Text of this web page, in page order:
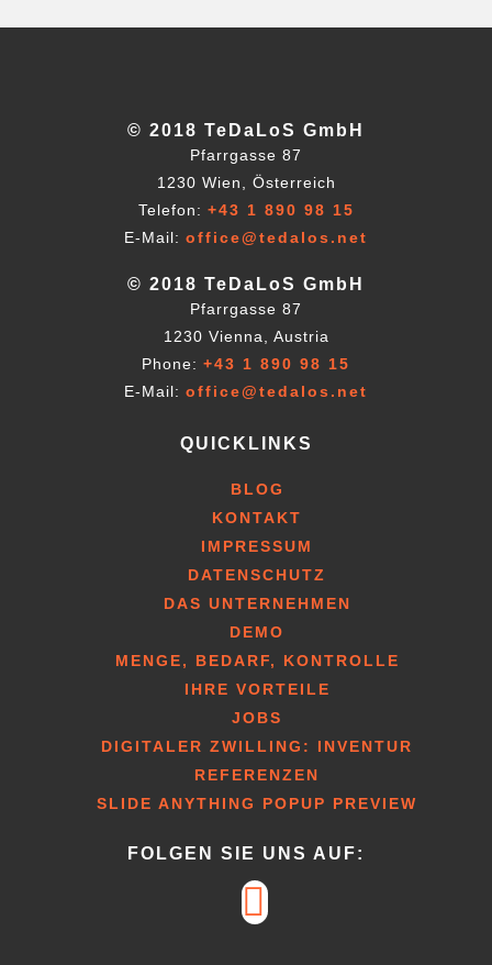
© 2018 TeDaLoS GmbH
Pfarrgasse 87
1230 Wien, Österreich
Telefon: +43 1 890 98 15
E-Mail: office@tedalos.net
© 2018 TeDaLoS GmbH
Pfarrgasse 87
1230 Vienna, Austria
Phone: +43 1 890 98 15
E-Mail: office@tedalos.net
QUICKLINKS
BLOG
KONTAKT
IMPRESSUM
DATENSCHUTZ
DAS UNTERNEHMEN
DEMO
MENGE, BEDARF, KONTROLLE
IHRE VORTEILE
JOBS
DIGITALER ZWILLING: INVENTUR
REFERENZEN
SLIDE ANYTHING POPUP PREVIEW
FOLGEN SIE UNS AUF: